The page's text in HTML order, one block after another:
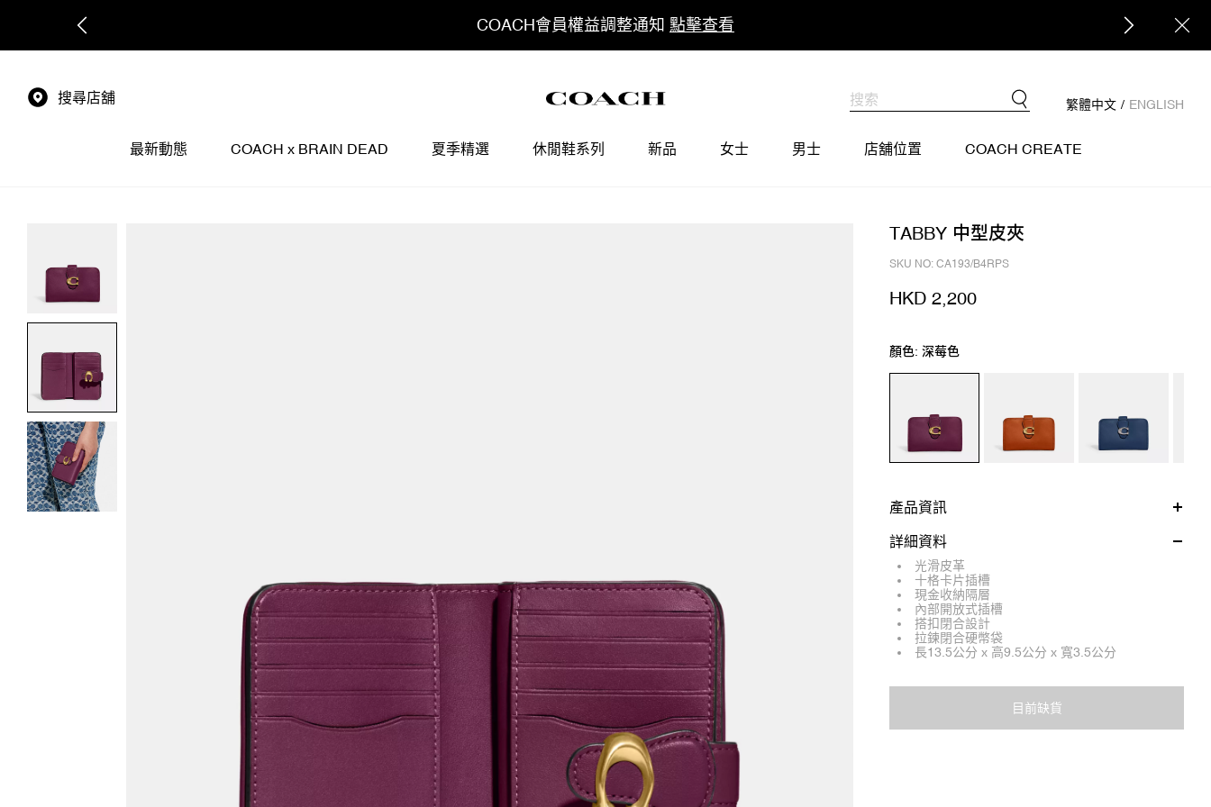
COACH會員權益調整通知 點擊查看
搜尋店舖 繁體中文 / ENGLISH
最新動態 COACH x BRAIN DEAD 夏季精選 休閒鞋系列 新品 女士 男士 店舖位置 COACH CREATE
TABBY 中型皮夾
SKU NO: CA193/B4RPS
HKD 2,200
顏色: 深莓色
產品資訊
詳細資料
光滑皮革
十格卡片插槽
現金收納隔層
內部開放式插槽
搭扣閉合設計
拉鍊閉合硬幣袋
長13.5公分 x 高9.5公分 x 寬3.5公分
目前缺貨